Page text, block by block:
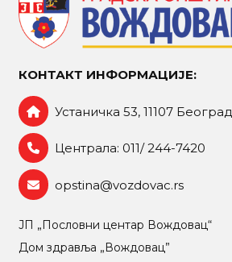
КОНТАКТ ИНФОРМАЦИЈЕ:
Устаничка 53, 11107 Београд
Централа: 011/ 244-7420
opstina@vozdovac.rs
ЈП „Пословни центар Вождовац“
Дом здравља „Вождовац”